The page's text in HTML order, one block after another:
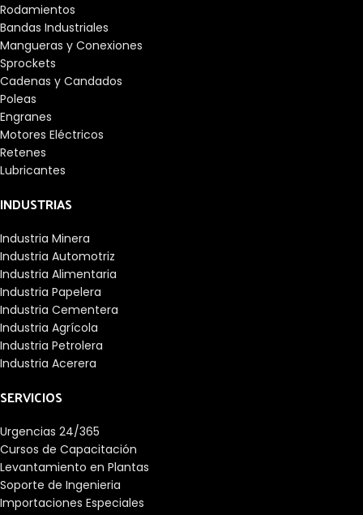
Rodamientos
Bandas Industriales
Mangueras y Conexiones
Sprockets
Cadenas y Candados
Poleas
Engranes
Motores Eléctricos
Retenes
Lubricantes
INDUSTRIAS
Industria Minera
Industria Automotriz
Industria Alimentaria
Industria Papelera
Industria Cementera
Industria Agrícola
Industria Petrolera
Industria Acerera
SERVICIOS
Urgencias 24/365
Cursos de Capacitación
Levantamiento en Plantas
Soporte de Ingenieria
Importaciones Especiales